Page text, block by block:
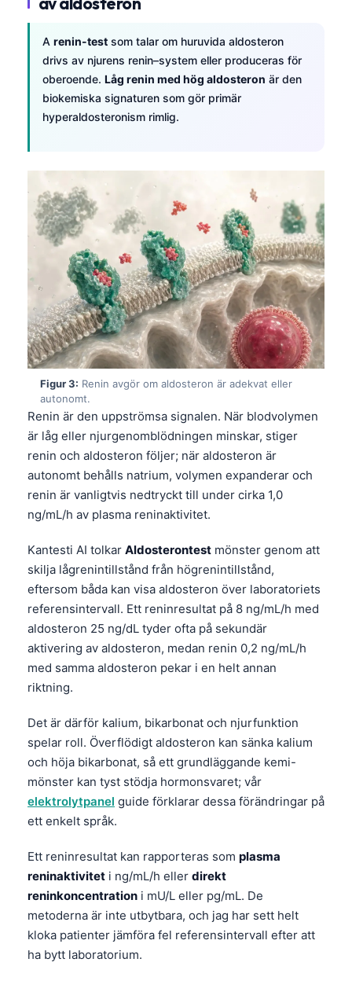
A renin-test som talar om huruvida aldosteron
drivs av njurens renin–system eller produceras för
oberoende. Låg renin med hög aldosteron är den
biokemiska signaturen som gör primär
hyperaldosteronism rimlig.
Figur 3: Renin avgör om aldosteron är adekvat eller
autonomt.
Renin är den uppströmsa signalen. När blodvolymen
är låg eller njurgenomblödningen minskar, stiger
renin och aldosteron följer; när aldosteron är
autonomt behålls natrium, volymen expanderar och
renin är vanligtvis nedtryckt till under cirka 1,0
ng/mL/h av plasma reninaktivitet.
Kantesti AI tolkar Aldosterontest mönster genom att
skilja lågrenintillstånd från högrenintillstånd,
eftersom båda kan visa aldosteron över laboratoriets
referensintervall. Ett reninresultat på 8 ng/mL/h med
aldosteron 25 ng/dL tyder ofta på sekundär
aktivering av aldosteron, medan renin 0,2 ng/mL/h
med samma aldosteron pekar i en helt annan
riktning.
Det är därför kalium, bikarbonat och njurfunktion
spelar roll. Överflödigt aldosteron kan sänka kalium
och höja bikarbonat, så ett grundläggande kemi-
mönster kan tyst stödja hormonsvaret; vår
elektrolytpanel guide förklarar dessa förändringar på
ett enkelt språk.
Ett reninresultat kan rapporteras som plasma
reninaktivitet i ng/mL/h eller direkt
reninkoncentration i mU/L eller pg/mL. De
metoderna är inte utbytbara, och jag har sett helt
kloka patienter jämföra fel referensintervall efter att
ha bytt laboratorium.